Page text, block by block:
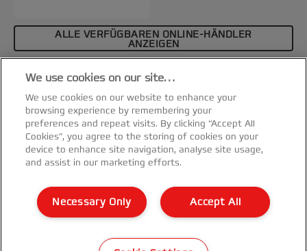
ALLE VERFÜGBAREN ONLINE-HÄNDLER
ANZEIGEN
Spezifikationen & Merkmale
Kundenservice
Garantie Bedingungen
©2026 ACCO Brands
We use cookies on our site…
We use cookies on our website to enhance your
browsing experience by remembering your
preferences and repeat visits. By clicking “Accept All
Cookies”, you agree to the storing of cookies on your
device to enhance site navigation, analyse site usage,
and assist in our marketing efforts.
Accept All
Necessary Only